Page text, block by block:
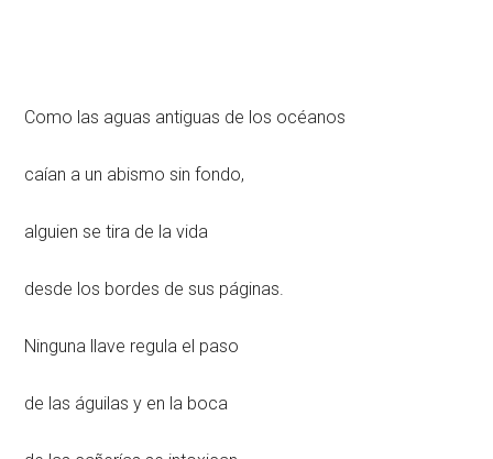
Como las aguas antiguas de los océanos
caían a un abismo sin fondo,
alguien se tira de la vida
desde los bordes de sus páginas.
Ninguna llave regula el paso
de las águilas y en la boca